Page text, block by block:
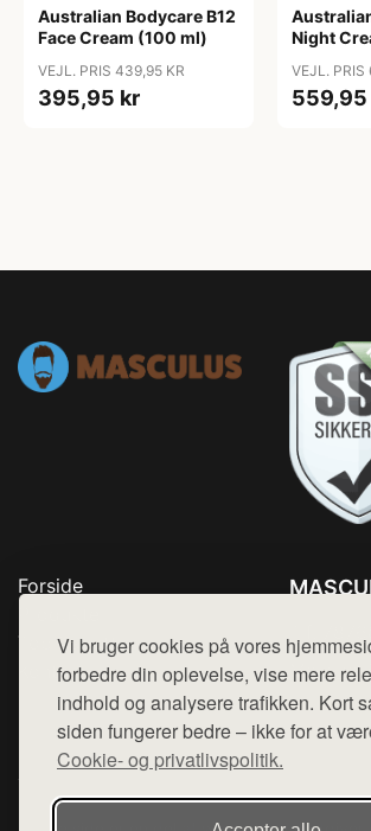
Vi bruger cookies på vores
forbedre din oplevelse, vise mere
indhold og analysere trafikken. Kort
siden fungerer bedre – ikke for at
Cookie- og privatlivspolitik.
Australian Bodycare B12
Face Cream (100 ml)
VEJL. PRIS 439,95 KR
395,95 kr
Night
VEJL. PRIS
559,95
Forside
Top Rabatter
Kontakt
Mail:
Cookie-